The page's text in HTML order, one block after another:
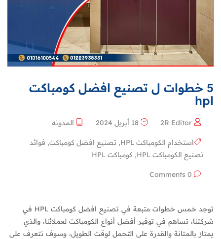
5 خطوات ل تصنيع افضل كومباكت
hpl
2R Editor المدونه
استخدام الكومباكت HPL , تصنيع افضل كومباكت, فوائد
تصنيع الكومباكت HPL
, كومباكت HPL
توجد خمس خطوات متبعة في تصنيع افضل كومباكت HPL في
شركتنا، تساهم في توفير أفضل أنواع الكومباكت لعملائنا، والذي
يمتاز بالمتانة والقدرة على التحمل لوقت الطويل، وسوف نتعرف على